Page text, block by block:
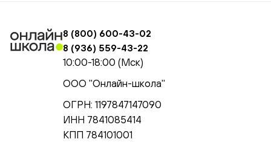
8 (800) 600-43-02
8 (936) 559-43-22
10:00-18:00 (Мск)
ООО "Онлайн-школа"
ОГРН: 1197847147090
ИНН 7841085414
КПП 784101001